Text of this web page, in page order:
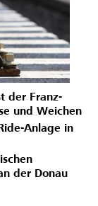
der Franz-
und Weichen
Anlage in
der Donau